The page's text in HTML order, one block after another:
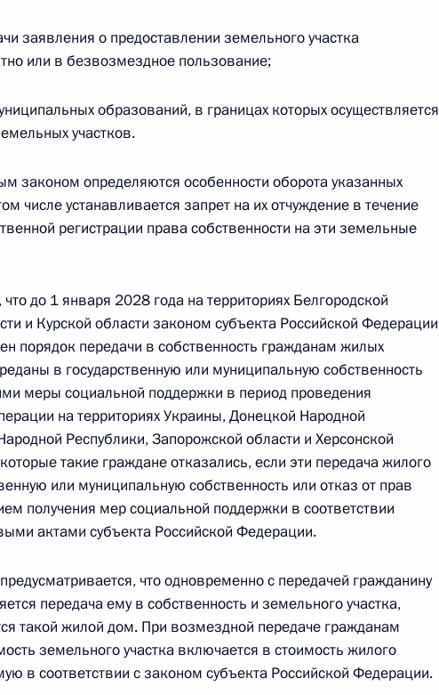
итогам совещания о ситуации
режиме получает информацию
области
заявления о предоставлении земельного участка
или в безвозмездное пользование;
образований, в границах которых осуществляется
участков.
законом определяются особенности оборота указанных
числе устанавливается запрет на их отчуждение в течение
регистрации права собственности на эти земельные
до 1 января 2028 года на территориях Белгородской
и Курской области законом субъекта Российской Федерации
порядок передачи в собственность гражданам жилых
в государственную или муниципальную собственность
меры социальной поддержки в период проведения
на территориях Украины, Донецкой Народной
Республики, Запорожской области и Херсонской
такие граждане отказались, если эти передача жилого
или муниципальную собственность или отказ от прав
получения мер социальной поддержки в соответствии
актами субъекта Российской Федерации.
что одновременно c передачей гражданину
передача ему в собственность и земельного участка,
такой жилой дом. При возмездной передаче гражданам
земельного участка включается в стоимость жилого
в соответствии с законом субъекта Российской Федерации.